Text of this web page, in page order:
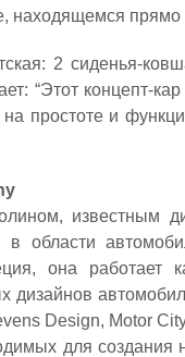
находящемся прямо
2 сиденья-
“Этот концепт-
простоте и
известным
области
она работает
дизайнов
Design, Motor
для